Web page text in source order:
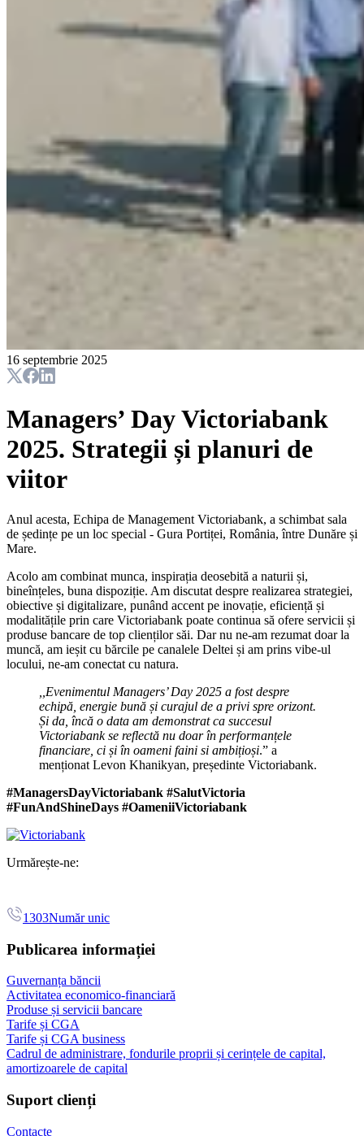
16 septembrie 2025
Managers’ Day Victoriabank
2025. Strategii și planuri de
viitor
Anul acesta, Echipa de Management Victoriabank, a schimbat sala
de ședințe pe un loc special - Gura Portiței, România, între Dunăre și
Mare.
Acolo am combinat munca, inspirația deosebită a naturii și,
bineînțeles, buna dispoziție. Am discutat despre realizarea strategiei,
obiective și digitalizare, punând accent pe inovație, eficiență și
modalitățile prin care Victoriabank poate continua să ofere servicii și
produse bancare de top clienților săi. Dar nu ne-am rezumat doar la
muncă, am ieșit cu bărcile pe canalele Deltei și am prins vibe-ul
locului, ne-am conectat cu natura.
Evenimentul Managers’ Day 2025 a fost despre
echipă, energie bună și curajul de a privi spre orizont.
Și da, încă o data am demonstrat ca succesul
Victoriabank se reflectă nu doar în performanțele
financiare, ci și în oameni faini si ambițioși.” a
menționat Levon Khanikyan, președinte Victoriabank.
#ManagersDayVictoriabank #SalutVictoria
#FunAndShineDays #OameniiVictoriabank
Urmărește-ne:
1303Număr unic
Publicarea informației
Guvernanța băncii
Activitatea economico-financiară
Produse și servicii bancare
Tarife și CGA
Tarife și CGA business
Cadrul de administrare, fondurile proprii și cerințele de capital,
amortizoarele de capital
Suport clienți
Contacte